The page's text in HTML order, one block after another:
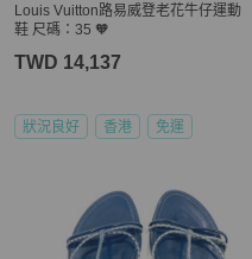
Louis Vuitton路易威登老花牛仔運動
鞋 尺碼：35 🧡
TWD 14,137
狀況良好 香港 免運